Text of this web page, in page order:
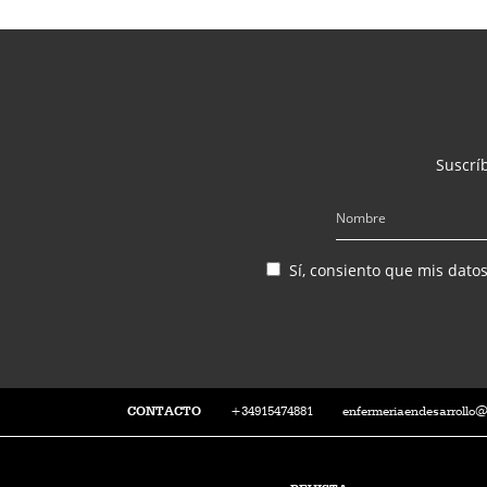
Sí, consiento que mis
CONTACTO +34915474881